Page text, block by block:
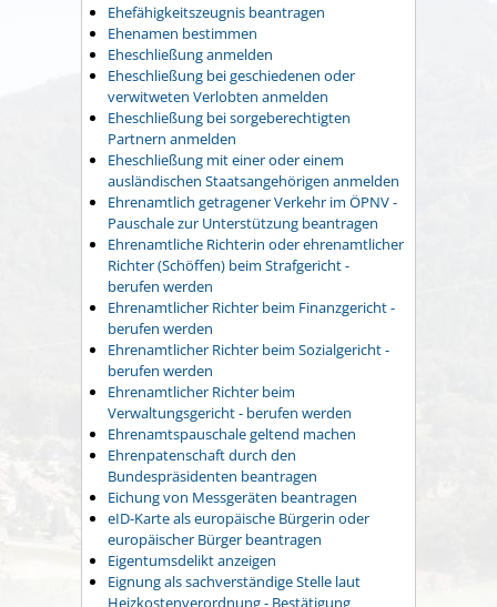
Ehefähigkeitszeugnis beantragen
Ehenamen bestimmen
Eheschließung anmelden
Eheschließung bei geschiedenen oder
verwitweten Verlobten anmelden
Eheschließung bei sorgeberechtigten
Partnern anmelden
Eheschließung mit einer oder einem
ausländischen Staatsangehörigen anmelden
Ehrenamtlich getragener Verkehr im ÖPNV -
Pauschale zur Unterstützung beantragen
Ehrenamtliche Richterin oder ehrenamtlicher
Richter (Schöffen) beim Strafgericht -
berufen werden
Ehrenamtlicher Richter beim Finanzgericht -
berufen werden
Ehrenamtlicher Richter beim Sozialgericht -
berufen werden
Ehrenamtlicher Richter beim
Verwaltungsgericht - berufen werden
Ehrenamtspauschale geltend machen
Ehrenpatenschaft durch den
Bundespräsidenten beantragen
Eichung von Messgeräten beantragen
eID-Karte als europäische Bürgerin oder
europäischer Bürger beantragen
Eigentumsdelikt anzeigen
Eignung als sachverständige Stelle laut
Heizkostenverordnung - Bestätigung